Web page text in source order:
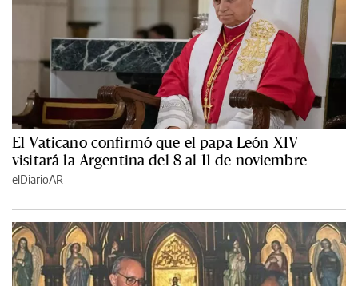
El Vaticano confirmó que el papa León XIV
visitará la Argentina del 8 al 11 de noviembre
elDiarioAR